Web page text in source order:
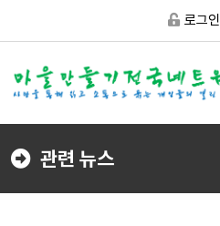
로그인
관련 뉴스